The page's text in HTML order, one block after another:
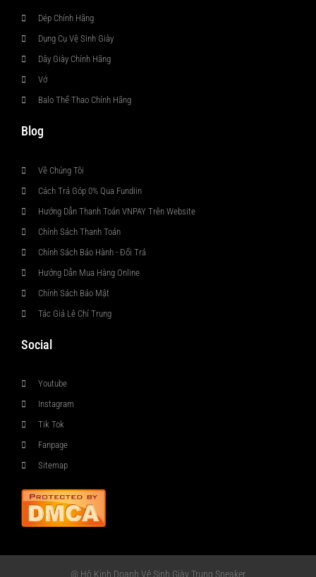
Dép Chính Hãng
Dụng Cụ Vệ Sinh Giày
Dây Giày Chính Hãng
Vớ
Balo Thể Thao Chính Hãng
Blog
Về Chúng Tôi
Cách Trả Góp 0% Qua Fundiin
Hướng Dẫn Thanh Toán VNPAY Trên Website
Chính Sách Thanh Toán
Chính Sách Bảo Hành - Đổi Trả
Hướng Dẫn Mua Hàng Online
Chính Sách Bảo Mật
Tác Giả Lê Chí Trung
Social
Youtube
Instagram
Tik Tok
Fanpage
Sitemap
@ Hộ Kinh Doanh Vệ Sinh Giày Trung Sneaker